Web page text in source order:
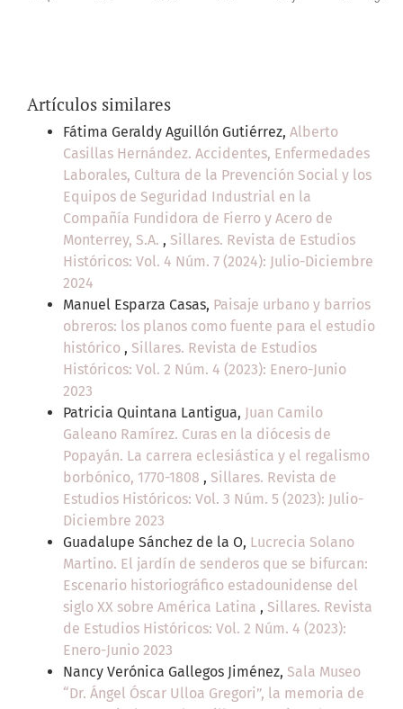
Artículos similares
Fátima Geraldy Aguillón Gutiérrez, Alberto
Casillas Hernández. Accidentes, Enfermedades
Laborales, Cultura de la Prevención Social y los
Equipos de Seguridad Industrial en la
Compañía Fundidora de Fierro y Acero de
Monterrey, S.A. , Sillares. Revista de Estudios
Históricos: Vol. 4 Núm. 7 (2024): Julio-Diciembre
2024
Manuel Esparza Casas, Paisaje urbano y barrios
obreros: los planos como fuente para el estudio
histórico , Sillares. Revista de Estudios
Históricos: Vol. 2 Núm. 4 (2023): Enero-Junio
2023
Patricia Quintana Lantigua, Juan Camilo
Galeano Ramírez. Curas en la diócesis de
Popayán. La carrera eclesiástica y el regalismo
borbónico, 1770-1808 , Sillares. Revista de
Estudios Históricos: Vol. 3 Núm. 5 (2023): Julio-
Diciembre 2023
Guadalupe Sánchez de la O, Lucrecia Solano
Martino. El jardín de senderos que se bifurcan:
Escenario historiográfico estadounidense del
siglo XX sobre América Latina , Sillares. Revista
de Estudios Históricos: Vol. 2 Núm. 4 (2023):
Enero-Junio 2023
Nancy Verónica Gallegos Jiménez, Sala Museo
“Dr. Ángel Óscar Ulloa Gregori”, la memoria de